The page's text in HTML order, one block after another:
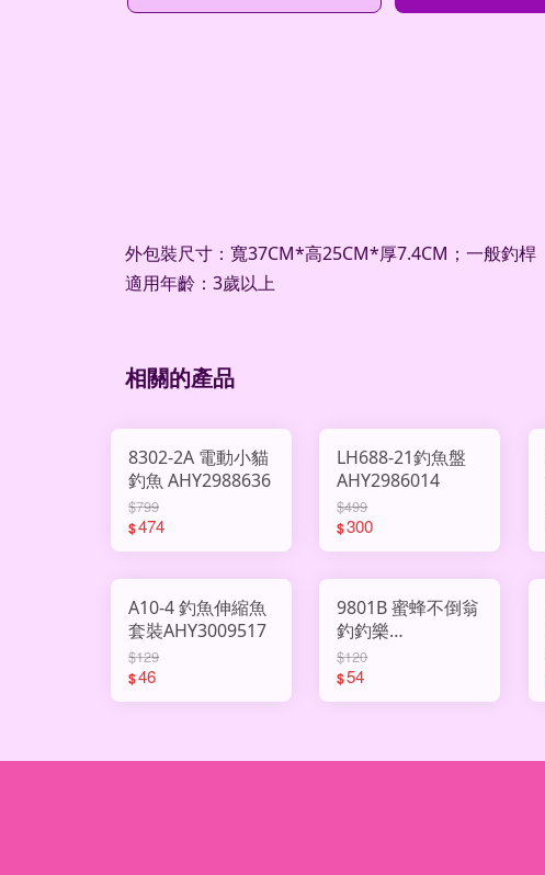
外包裝尺寸：寬37CM*高25CM*厚7.4CM；一般釣桿
適用年齡：3歲以上
相關的產品
8302-2A 電動小貓
釣魚 AHY2988636
$799
$474
LH688-21釣魚盤
AHY2986014
$499
$300
A10-4 釣魚伸縮魚
套裝AHY3009517
$129
$46
9801B 蜜蜂不倒翁
釣釣樂
AHY3009522
$120
$54